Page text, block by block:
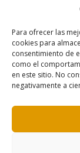
Para ofrecer las
cookies para
consentimiento de
como el
en este sitio. No
negativamente a
lugar en la